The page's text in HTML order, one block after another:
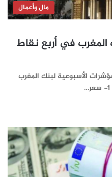
مال وأعمال
المغرب في أربع نقاط
الأسبوعية لبنك المغرب